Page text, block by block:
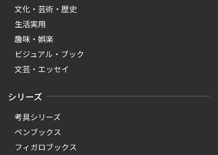
文化・芸術・歴史
生活実用
趣味・娯楽
ビジュアル・ブック
文芸・エッセイ
シリーズ
考具シリーズ
ペンブックス
フィガロブックス